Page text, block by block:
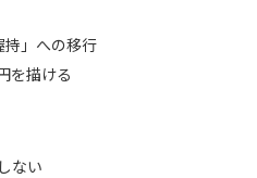
持」への移行
を描ける
ない